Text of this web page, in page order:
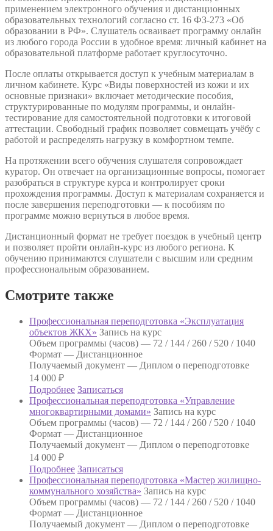
применением электронного обучения и дистанционных
образовательных технологий согласно ст. 16 ФЗ-273 «Об
образовании в РФ». Слушатель осваивает программу онлайн
из любого города России в удобное время: личный кабинет на
образовательной платформе работает круглосуточно.
После оплаты открывается доступ к учебным материалам в
личном кабинете. Курс «Виды поверхностей из кожи и их
основные признаки» включает методические пособия,
структурированные по модулям программы, и онлайн-
тестирование для самостоятельной подготовки к итоговой
аттестации. Свободный график позволяет совмещать учёбу с
работой и распределять нагрузку в комфортном темпе.
На протяжении всего обучения слушателя сопровождает
куратор. Он отвечает на организационные вопросы, помогает
разобраться в структуре курса и контролирует сроки
прохождения программы. Доступ к материалам сохраняется и
после завершения переподготовки — к пособиям по
программе можно вернуться в любое время.
Дистанционный формат не требует поездок в учебный центр
и позволяет пройти онлайн-курс из любого региона. К
обучению принимаются слушатели с высшим или средним
профессиональным образованием.
Смотрите также
Профессиональная переподготовка «Эксплуатация
объектов ЖКХ» Запись на курс
Объем программы (часов) — 72 / 144 / 260 / 520 / 1040
Формат — Дистанционное
Получаемый документ — Диплом о переподготовке
14 000 ₽
Подробнее Записаться
Профессиональная переподготовка «Управление
многоквартирными домами» Запись на курс
Объем программы (часов) — 72 / 144 / 260 / 520 / 1040
Формат — Дистанционное
Получаемый документ — Диплом о переподготовке
14 000 ₽
Подробнее Записаться
Профессиональная переподготовка «Мастер жилищно-
коммунального хозяйства» Запись на курс
Объем программы (часов) — 72 / 144 / 260 / 520 / 1040
Формат — Дистанционное
Получаемый документ — Диплом о переподготовке